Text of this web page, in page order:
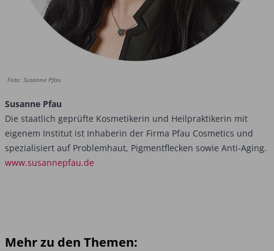
Foto: Susanne Pfau
Susanne Pfau
Die staatlich geprüfte Kosmetikerin und Heilpraktikerin mit
eigenem Institut ist Inhaberin der Firma Pfau Cosmetics und
spezialisiert auf Problemhaut, Pigmentflecken sowie Anti-Aging.
www.susannepfau.de
Mehr zu den Themen: